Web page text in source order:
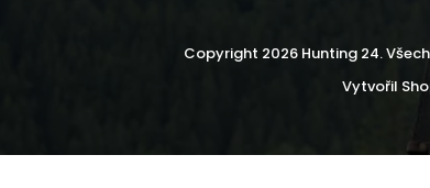
Vytvořil
Copyright 2026 Hunting 24.